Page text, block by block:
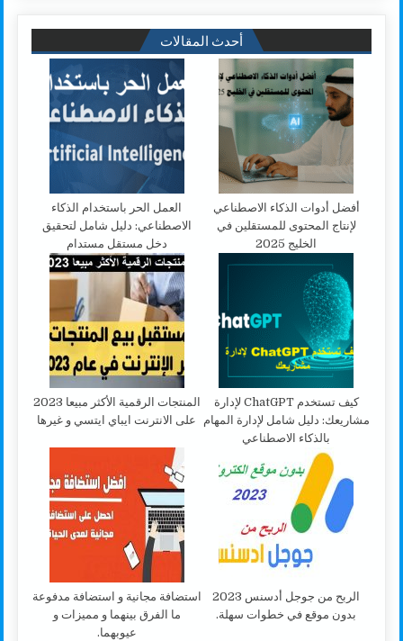
أحدث المقالات
أفضل أدوات الذكاء الاصطناعي
لإنتاج المحتوى للمستقلين في
الخليج 2025
العمل الحر باستخدام الذكاء
الاصطناعي: دليل شامل لتحقيق
دخل مستقل مستدام
كيف تستخدم ChatGPT لإدارة
مشاريعك: دليل شامل لإدارة المهام
بالذكاء الاصطناعي
المنتجات الرقمية الأكثر مبيعا 2023
على الانترنت ايباي ايتسي و غيرها
الربح من جوجل أدسنس 2023
بدون موقع في خطوات سهلة.
استضافة مجانية و استضافة مدفوعة
ما الفرق بينهما و مميزات و
عيوبهما.